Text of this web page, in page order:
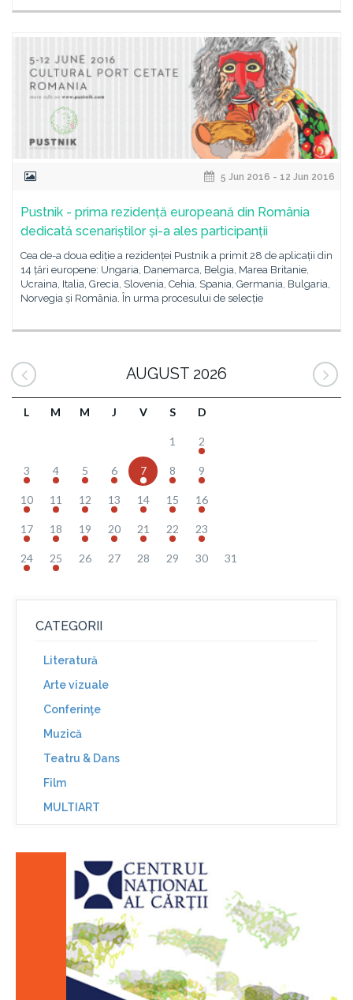
5 Jun 2016 - 12 Jun 2016
Pustnik - prima rezidență europeană din România
dedicată scenariștilor și-a ales participanții
Cea de-a doua ediție a rezidenței Pustnik a primit 28 de aplicații din
14 țări europene: Ungaria, Danemarca, Belgia, Marea Britanie,
Ucraina, Italia, Grecia, Slovenia, Cehia, Spania, Germania, Bulgaria,
Norvegia și România. În urma procesului de selecție
AUGUST 2026
L M M J V S D
1 2
3 4 5 6 7 8 9
10 11 12 13 14 15 16
17 18 19 20 21 22 23
24 25 26 27 28 29 30 31
CATEGORII
Literatură
Arte vizuale
Conferinţe
Muzică
Teatru & Dans
Film
MULTIART